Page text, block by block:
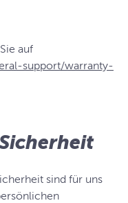
auf
support/warranty-
sind für uns